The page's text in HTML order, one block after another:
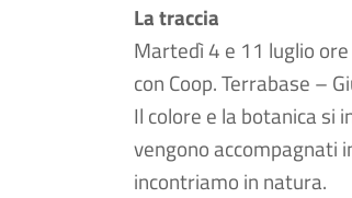
La traccia
Martedì 4 e 11 luglio
con Coop. Terrabase –
Il colore e la botanica si
vengono accompagnati
incontriamo in natura.